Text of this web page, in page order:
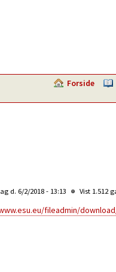
Forside
d. 6/2/2018 - 13:13 Vist 1.512
fileadmin/